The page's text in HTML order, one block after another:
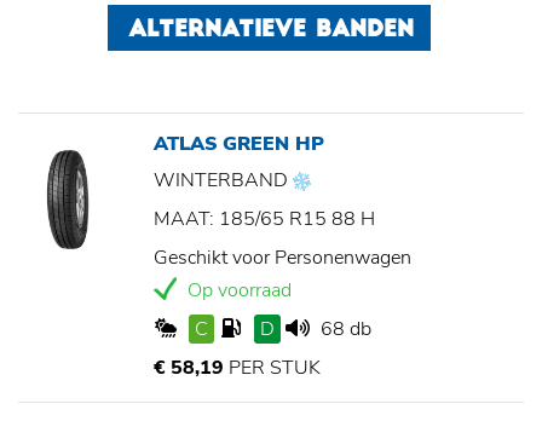
ALTERNATIEVE BANDEN
ATLAS GREEN HP
WINTERBAND
MAAT: 185/65 R15 88 H
Geschikt voor Personenwagen
Op voorraad
C
D
68 db
€ 58,19 PER STUK